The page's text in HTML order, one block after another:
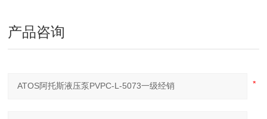
产品咨询